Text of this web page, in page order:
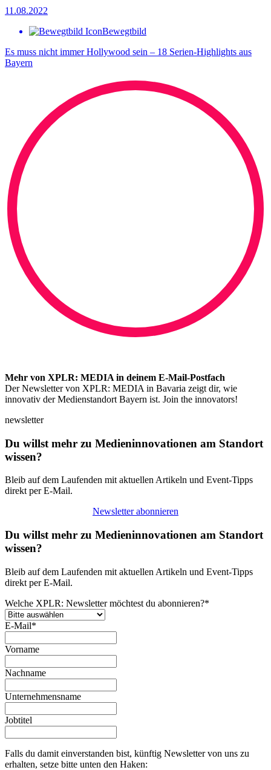
11.08.2022
Bewegtbild
Es muss nicht immer Hollywood sein – 18 Serien-Highlights aus
Bayern
Mehr von XPLR: MEDIA in deinem E-Mail-Postfach
Der Newsletter von XPLR: MEDIA in Bavaria zeigt dir, wie
innovativ der Medienstandort Bayern ist. Join the innovators!
newsletter
Du willst mehr zu Medieninnovationen am Standort
wissen?
Bleib auf dem Laufenden mit aktuellen Artikeln und Event-Tipps
direkt per E-Mail.
Newsletter abonnieren
Du willst mehr zu Medieninnovationen am Standort
wissen?
Bleib auf dem Laufenden mit aktuellen Artikeln und Event-Tipps
direkt per E-Mail.
Welche XPLR: Newsletter möchtest du abonnieren?*
E-Mail*
Vorname
Nachname
Unternehmensname
Jobtitel
Falls du damit einverstanden bist, künftig Newsletter von uns zu
erhalten, setze bitte unten den Haken: